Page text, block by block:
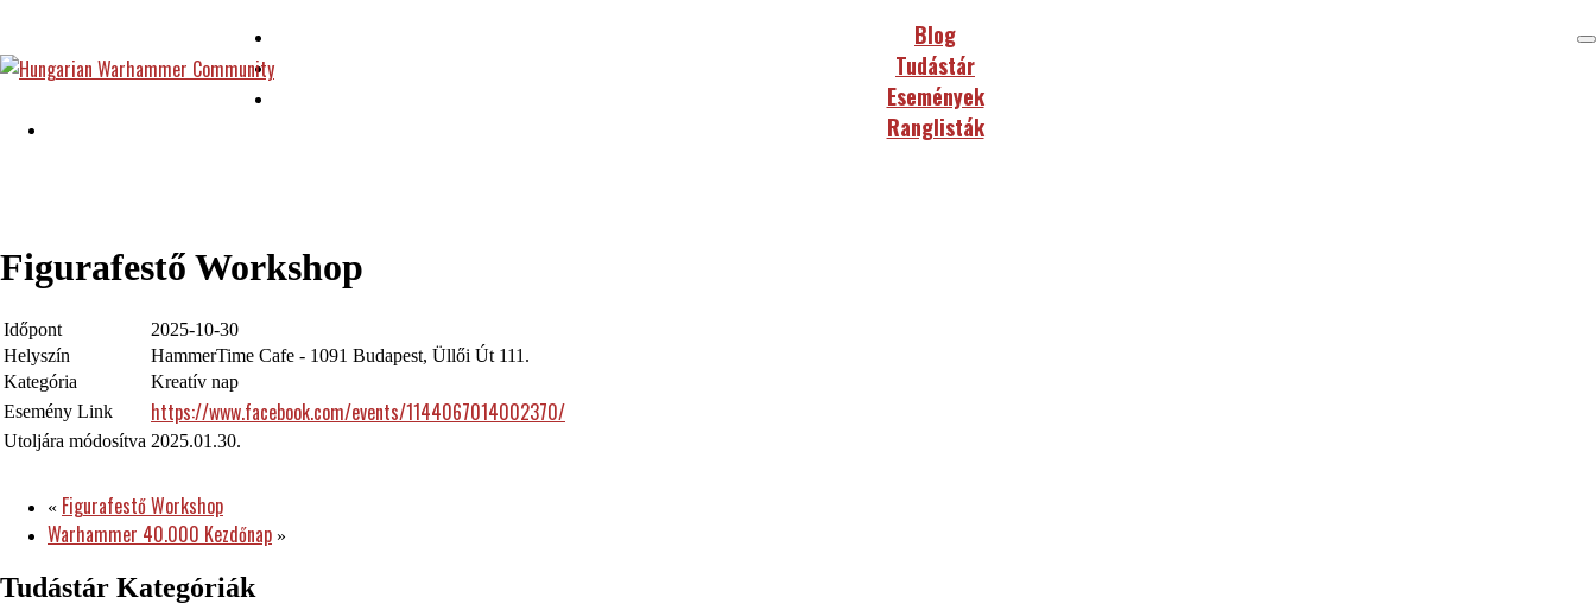
Blog
Tudástár
Események
Ranglisták
Figurafestő Workshop
Időpont
2025-10-30
Helyszín
HammerTime Cafe - 1091 Budapest, Üllői Út 111.
Kategória
Kreatív nap
Esemény Link
https://www.facebook.com/events/1144067014002370/
Utoljára módosítva 2025.01.30.
« Figurafestő Workshop
Warhammer 40.000 Kezdőnap »
Tudástár Kategóriák